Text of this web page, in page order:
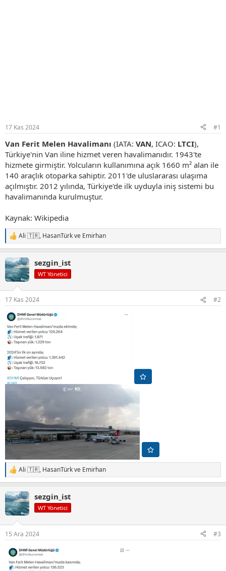
17 Kas 2024 #1
Van Ferit Melen Havalimanı (IATA: VAN, ICAO: LTCI),
Türkiye'nin Van iline hizmet veren havalimanıdır. 1943'te
hizmete girmiştir. Yolcuların kullanımına açık 1660 m² alan ile
140 araçlık otoparka sahiptir. 2011'de uluslararası ulaşıma
açılmıştır. 2012 yılında, Türkiye'de ilk uyduyla iniş sistemi bu
havalimanında kurulmuştur.
Kaynak: Wikipedia
T
e
k
i
l
:
Ali 🇹🇷, HasanTürkve Emirhan
sezgin_ist
WT Yönetici
17 Kas 2024 #2
T
e
k
i
l
:
Ali 🇹🇷, HasanTürkve Emirhan
sezgin_ist
WT Yönetici
15 Ara 2024 #3